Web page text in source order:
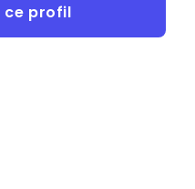
ce profil